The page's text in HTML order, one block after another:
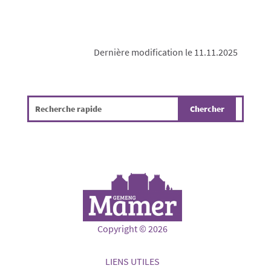
Dernière modification le 11.11.2025
Copyright © 2026
LIENS UTILES